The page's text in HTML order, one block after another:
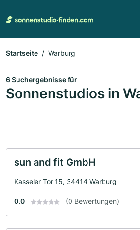
Startseite Warburg
6 Suchergebnisse für
Sonnenstudios in
sun and fit GmbH
Kasseler Tor 15, 34414 Warburg
0.0 (0 Bewertungen)